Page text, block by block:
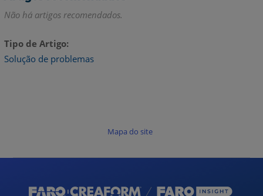
Não há artigos recomendados.
Tipo de Artigo
Solução de problemas
Mapa do site